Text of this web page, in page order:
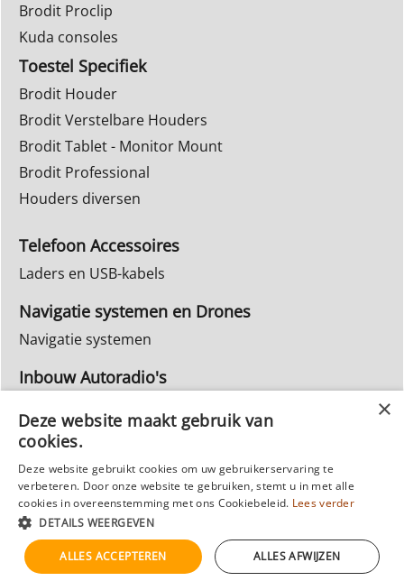
Brodit Proclip
Kuda consoles
Toestel Specifiek
Brodit Houder
Brodit Verstelbare Houders
Brodit Tablet - Monitor Mount
Brodit Professional
Houders diversen
Telefoon Accessoires
Laders en USB-kabels
Navigatie systemen en Drones
Navigatie systemen
Inbouw Autoradio's
Info Webwinkel
Ruilen & Retourneren
Privacy
Reparatie
Webwinkel gemaakt met
ShopFactory webwinkel
Deze website maakt gebruik van
cookies.
Deze website gebruikt cookies om uw gebruikerservaring te
verbeteren. Door onze website te gebruiken, stemt u in met alle
cookies in overeenstemming met ons Cookiebeleid. Lees verder
DETAILS WEERGEVEN
ALLES ACCEPTEREN ALLES AFWIJZEN